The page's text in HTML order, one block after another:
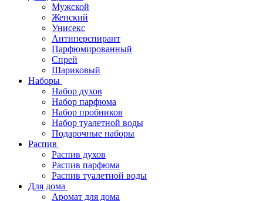
Мужской
Женский
Унисекс
Антиперспирант
Парфюмированный
Спрей
Шариковый
Наборы
Набор духов
Набор парфюма
Набор пробников
Набор туалетной воды
Подарочные наборы
Распив
Распив духов
Распив парфюма
Распив туалетной воды
Для дома
Аромат для дома